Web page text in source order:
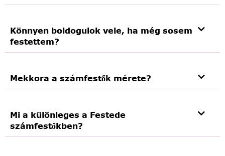
Könnyen boldogulok vele, ha még sosem
festettem?
Mekkora a számfestők mérete?
Mi a különleges a Festede
számfestőkben?